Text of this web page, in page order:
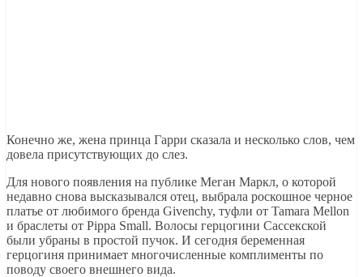
Конечно же, жена принца Гарри сказала и несколько слов, чем
довела присутствующих до слез.
Для нового появления на публике Меган Маркл, о которой
недавно снова высказывался отец, выбрала роскошное черное
платье от любимого бренда Givenchy, туфли от Tamara Mellon
и браслеты от Pippa Small. Волосы герцогини Сассекской
были убраны в простой пучок. И сегодня беременная
герцогиня принимает многочисленные комплименты по
поводу своего внешнего вида.